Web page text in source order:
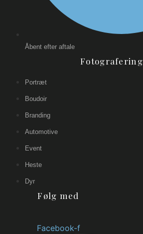
Åbent efter aftale
Fotografering
Portræt
Boudoir
Branding
Automotive
Event
Heste
Dyr
Følg med
Facebook-f